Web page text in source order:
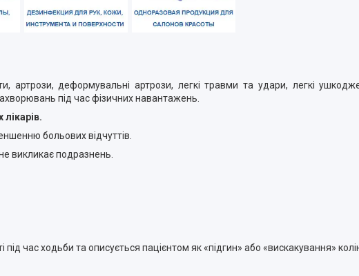
артрози, деформувальні артрози, легкі травми та удари, легкі
під час фізичних навантажень.
больових відчуттів.
викликає подразнень.
час ходьби та описується пацієнтом як «підгин» або «вискакування»